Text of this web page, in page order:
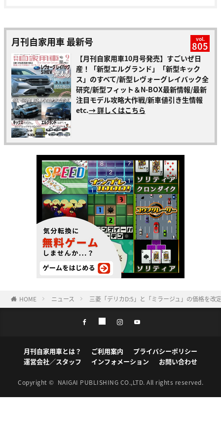
月刊自家用車 最新号 vol.
805
【月刊自家用車10月号発売】すごいぜ日
産！「新型エルグランド」「新型キック
ス」のすべて/新型レヴォーグレイバック全
研究/新型フィット＆N-BOX最新情報/最新
注目モデル攻略大作戦/新車値引き生情報
etc.→ 詳しくはこちら
HOME ニュース 三菱「デリカD:5」と「ミラージュ」の価格を
月刊自家用車とは？ ご利用案内
プライバシーポリシー
運営会社／スタッフ
インフォメーション お問い合わせ
Copyright © NAIGAI PUBLISHING CO.,LTD. All rights reserved.